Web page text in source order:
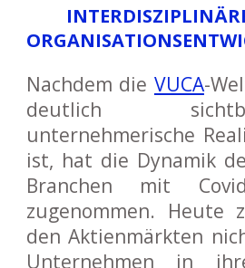
Nachdem die VUCA-
deutlich
unternehmerische
ist, hat die Dynamik
Branchen mit
zugenommen. Heute
den Aktienmärkten
Unternehmen in